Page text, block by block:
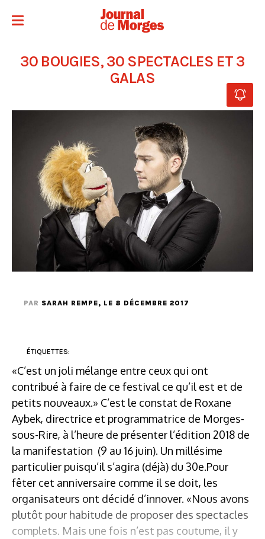
30 BOUGIES, 30 SPECTACLES ET 3
GALAS
PAR SARAH REMPE, LE 8 DÉCEMBRE 2017
ÉTIQUETTES:
«C’est un joli mélange entre ceux qui ont
contribué à faire de ce festival ce qu’il est et de
petits nouveaux.» C’est le constat de Roxane
Aybek, directrice et programmatrice de Morges-
sous-Rire, à l’heure de présenter l’édition 2018 de
la manifestation (9 au 16 juin). Un millésime
particulier puisqu’il s’agira (déjà) du 30e.Pour
fêter cet anniversaire comme il se doit, les
organisateurs ont décidé d’innover. «Nous avons
plutôt pour habitude de proposer des spectacles
complets. Mais une fois n’est pas coutume, il y